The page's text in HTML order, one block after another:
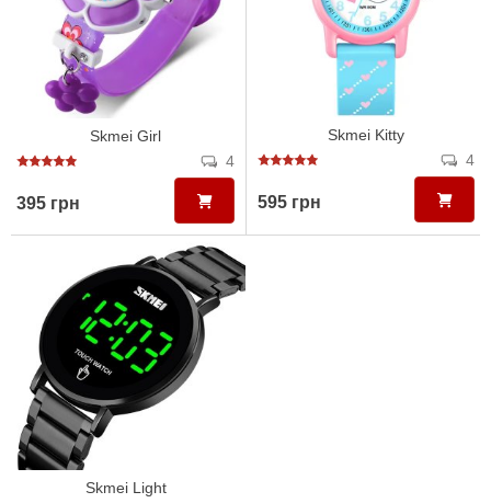
Skmei Girl
4
395 грн
Skmei Kitty
4
595 грн
Skmei Light